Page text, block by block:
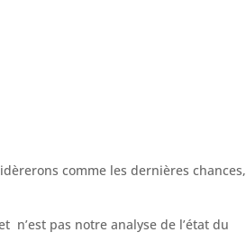
comme les dernières chances,
n’est pas notre analyse de l’état du